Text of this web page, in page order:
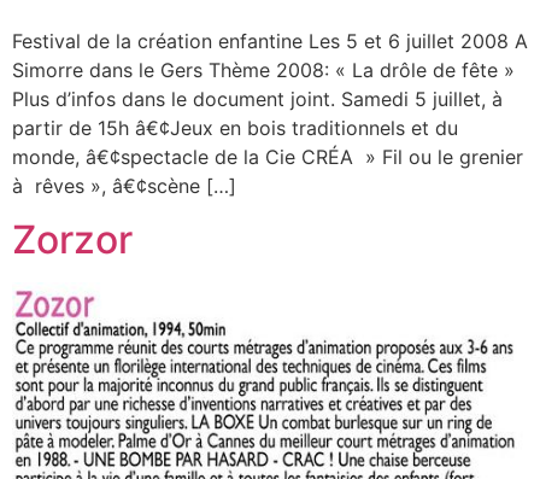
Festival de la création enfantine Les 5 et 6 juillet 2008 A
Simorre dans le Gers Thème 2008: « La drôle de fête »
Plus d’infos dans le document joint. Samedi 5 juillet, à
partir de 15h â€¢Jeux en bois traditionnels et du
monde, â€¢spectacle de la Cie CRÉA » Fil ou le grenier
à rêves », â€¢scène […]
Zorzor